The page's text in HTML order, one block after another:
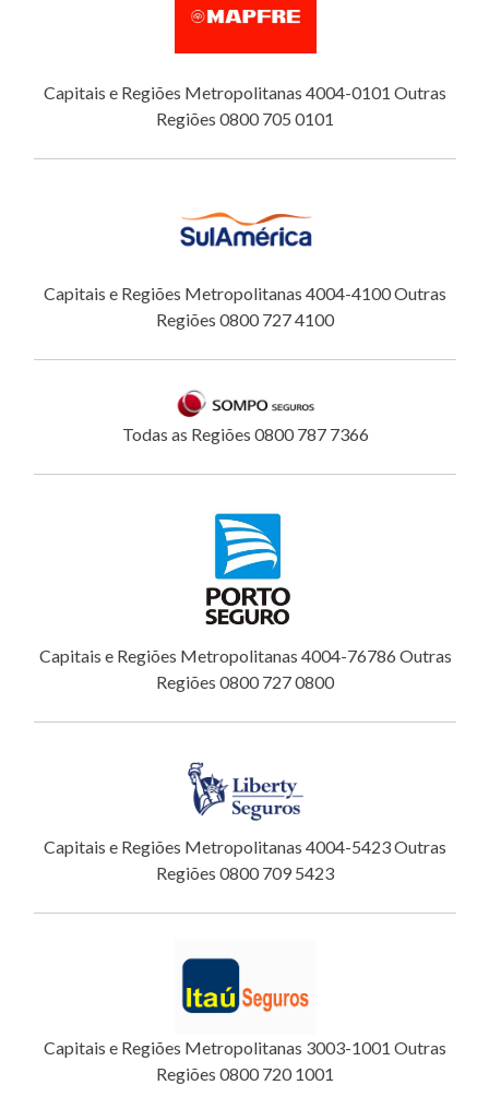
Capitais e Regiões Metropolitanas 4004-0101 Outras
Regiões 0800 705 0101
Capitais e Regiões Metropolitanas 4004-4100 Outras
Regiões 0800 727 4100
Todas as Regiões 0800 787 7366
Capitais e Regiões Metropolitanas 4004-76786 Outras
Regiões 0800 727 0800
Capitais e Regiões Metropolitanas 4004-5423 Outras
Regiões 0800 709 5423
Capitais e Regiões Metropolitanas 3003-1001 Outras
Regiões 0800 720 1001